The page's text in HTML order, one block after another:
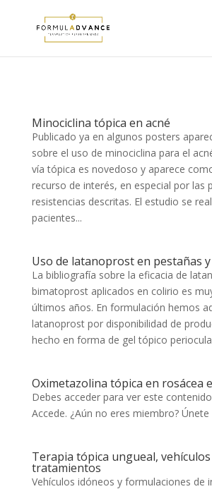
Minociclina tópica en acné
Publicado ya en algunos posters
sobre el uso de minociclina para el
vía tópica es novedoso y aparece
recurso de interés, en especial por las
resistencias descritas. El estudio se
pacientes...
Uso de latanoprost en pestañas y
La bibliografía sobre la eficacia de
bimatoprost aplicados en colirio es
últimos años. En formulación hemos
latanoprost por disponibilidad de
hecho en forma de gel tópico
Oximetazolina tópica en rosácea
Debes acceder para ver este
Accede. ¿Aún no eres miembro? Únete
Terapia tópica ungueal,
tratamientos
Vehículos idóneos y formulaciones de